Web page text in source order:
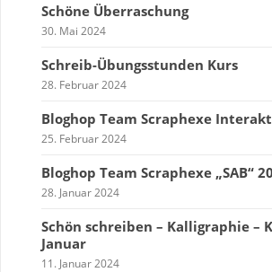
Schöne Überraschung
30. Mai 2024
Schreib-Übungsstunden Kurs
28. Februar 2024
Bloghop Team Scraphexe
25. Februar 2024
Bloghop Team Scraphexe „SAB“
28. Januar 2024
Schön schreiben – Kalligraphie –
Januar
11. Januar 2024